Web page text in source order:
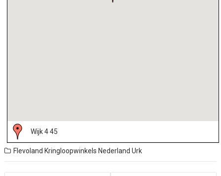
Wijk 4 45
Flevoland Kringloopwinkels Nederland Urk